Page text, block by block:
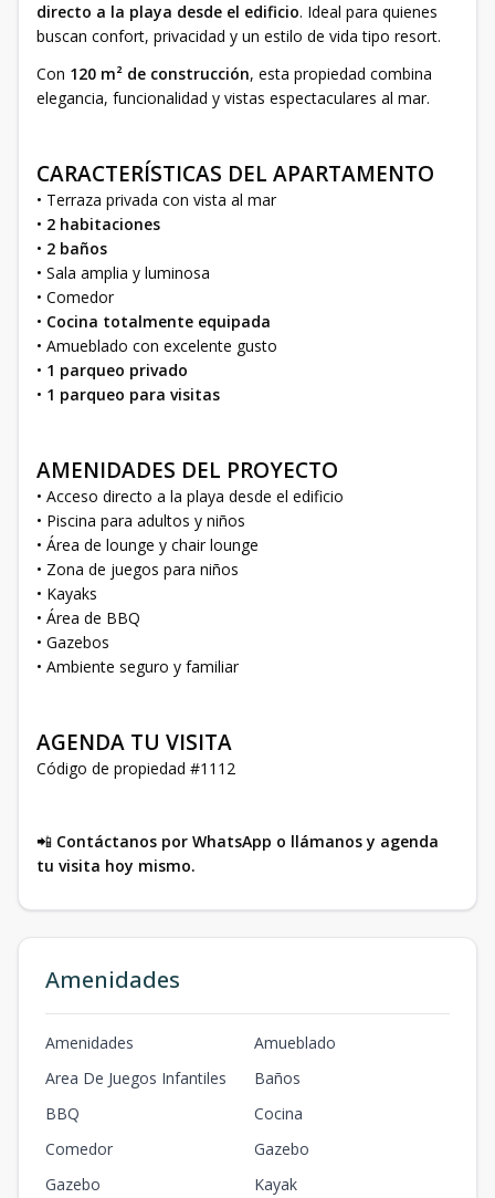
directo a la playa desde el edificio. Ideal para quienes
buscan confort, privacidad y un estilo de vida tipo resort.
Con 120 m² de construcción, esta propiedad combina
elegancia, funcionalidad y vistas espectaculares al mar.
CARACTERÍSTICAS DEL APARTAMENTO
• Terraza privada con vista al mar
• 2 habitaciones
• 2 baños
• Sala amplia y luminosa
• Comedor
• Cocina totalmente equipada
• Amueblado con excelente gusto
• 1 parqueo privado
• 1 parqueo para visitas
AMENIDADES DEL PROYECTO
• Acceso directo a la playa desde el edificio
• Piscina para adultos y niños
• Área de lounge y chair lounge
• Zona de juegos para niños
• Kayaks
• Área de BBQ
• Gazebos
• Ambiente seguro y familiar
AGENDA TU VISITA
Código de propiedad #1112
📲 Contáctanos por WhatsApp o llámanos y agenda
tu visita hoy mismo.
Amenidades
Amenidades
Amueblado
Area De Juegos Infantiles
Baños
BBQ
Cocina
Comedor
Gazebo
Gazebo
Kayak